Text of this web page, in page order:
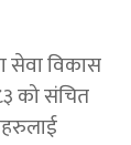
सेवा विकास
को संचित